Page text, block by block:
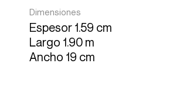
Dimensiones
Espesor 1.59 cm
Largo 1.90 m
Ancho 19 cm